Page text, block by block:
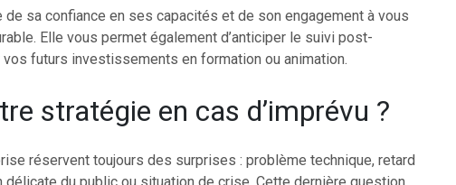
de sa confiance en ses capacités et de son engagement à vous
Elle vous permet également d’anticiper le suivi post-
vos futurs investissements en formation ou animation.
stratégie en cas d’imprévu ?
réservent toujours des surprises : problème technique, retard